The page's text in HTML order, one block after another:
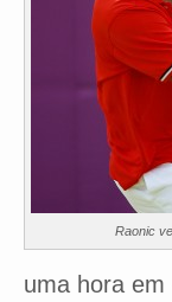
Raonic
uma hora